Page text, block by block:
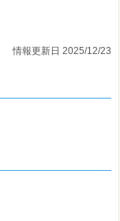
情報更新日 2025/12/23